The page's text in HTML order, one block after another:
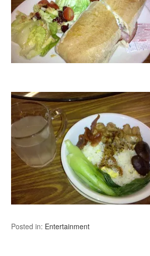
Posted in: Entertainment